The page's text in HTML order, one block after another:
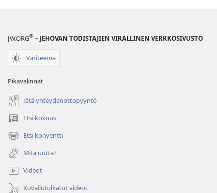
JW.ORG® – JEHOVAN TODISTAJIEN VIRALLINEN VERKKOSIVUSTO
Väriteema
Pikavalinnat
Jätä yhteydenottopyyntö
Etsi kokous
(avaa
uuden
ikkunan)
Etsi konventti
(avaa
uuden
ikkunan)
Mitä uutta?
Videot
Kuvailutulkatut videot